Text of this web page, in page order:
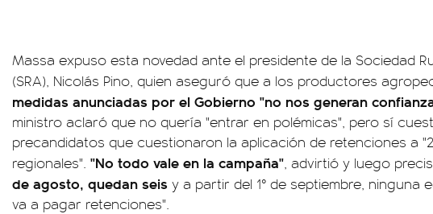
Massa expuso esta novedad ante el presidente de la Sociedad
(SRA), Nicolás Pino, quien aseguró que a los productores
medidas anunciadas por el Gobierno "no nos generan
ministro aclaró que no quería "entrar en polémicas", pero sí
precandidatos que cuestionaron la aplicación de retenciones a
regionales". "No todo vale en la campaña", advirtió y luego
de agosto, quedan seis y a partir del 1° de septiembre, ninguna
va a pagar retenciones".